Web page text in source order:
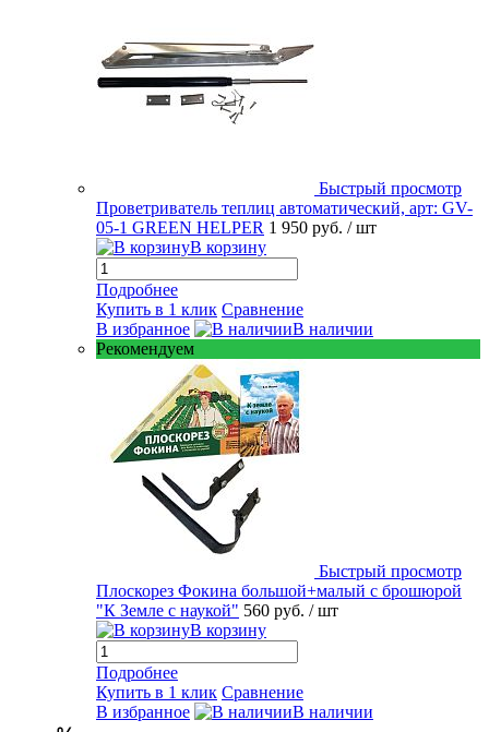
Быстрый просмотр
Проветриватель теплиц автоматический, арт: GV-
05-1 GREEN HELPER 1 950 руб. / шт
В корзину
Подробнее
Купить в 1 клик Сравнение
В избранное
В наличии
Рекомендуем
Быстрый просмотр
Плоскорез Фокина большой+малый с брошюрой
"К Земле с наукой" 560 руб. / шт
В корзину
Подробнее
Купить в 1 клик Сравнение
В избранное
В наличии